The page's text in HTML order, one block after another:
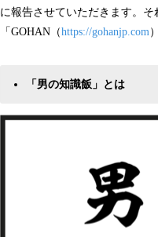
に報告させていただきます。
「GOHAN（https://gohanjp.com
「男の知識飯」とは